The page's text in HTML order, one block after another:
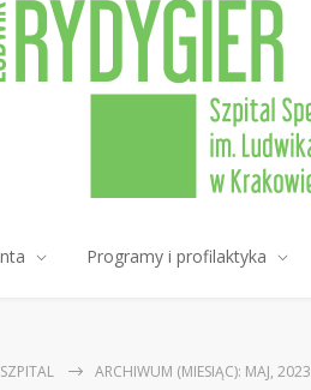
Programy i profilaktyka
ARCHIWUM (MIESIĄC): MAJ, 2023